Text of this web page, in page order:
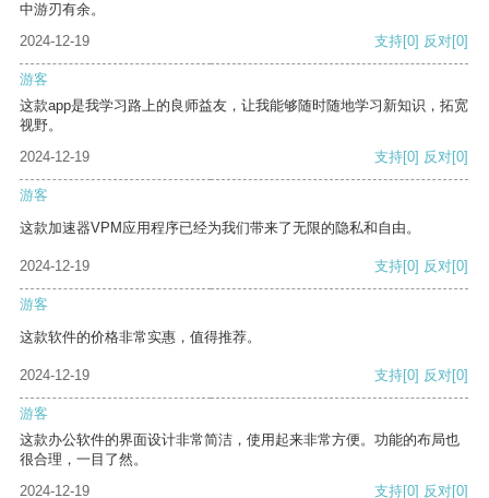
中游刃有余。
2024-12-19
支持[0] 反对[0]
游客
这款app是我学习路上的良师益友，让我能够随时随地学习新知识，拓宽
视野。
2024-12-19
支持[0] 反对[0]
游客
这款加速器VPM应用程序已经为我们带来了无限的隐私和自由。
2024-12-19 支持[0] 反对[0]
游客
这款软件的价格非常实惠，值得推荐。
2024-12-19 支持[0] 反对[0]
游客
这款办公软件的界面设计非常简洁，使用起来非常方便。功能的布局也
很合理，一目了然。
2024-12-19
支持[0] 反对[0]